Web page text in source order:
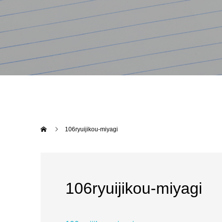
106ryuijikou-miyagi
106ryuijikou-miyagi